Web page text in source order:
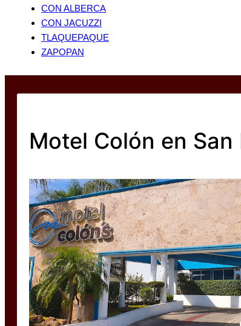
CON ALBERCA
CON JACUZZI
TLAQUEPAQUE
ZAPOPAN
Motel Colón en